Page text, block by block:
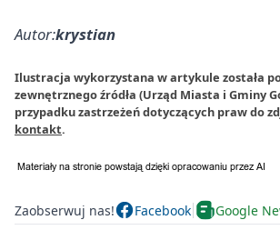
Autor:krystian
Ilustracja wykorzystana w artykule została
zewnętrznego źródła (Urząd Miasta i Gminy
przypadku zastrzeżeń dotyczących praw do
kontakt.
Zaobserwuj nas! Facebook Google